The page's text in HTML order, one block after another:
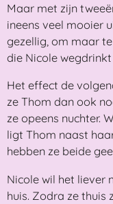
Maar met zijn
ineens veel mooier
gezellig, om maar
die Nicole
Het effect de
ze Thom dan ook
ze opeens nuchter.
ligt Thom naast
hebben ze beide
Nicole wil het liever
huis. Zodra ze thuis